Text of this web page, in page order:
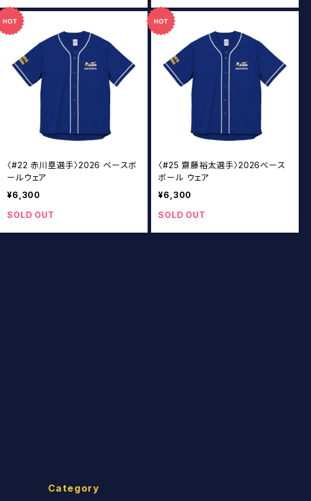
〈#22 赤川塁選手〉2026 ベースボ
ールウェア
¥6,300
SOLD OUT
〈#25 齋藤裕太選手〉2026ベース
ボール ウェア
¥6,300
SOLD OUT
Category